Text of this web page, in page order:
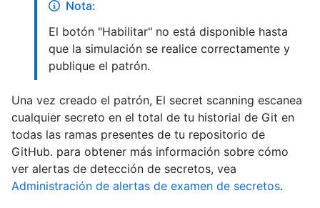
Nota:
El botón "Habilitar" no está disponible hasta
que la simulación se realice correctamente y
publique el patrón.
Una vez creado el patrón, El secret scanning escanea
cualquier secreto en el total de tu historial de Git en
todas las ramas presentes de tu repositorio de
GitHub. para obtener más información sobre cómo
ver alertas de detección de secretos, vea
Administración de alertas de examen de secretos.